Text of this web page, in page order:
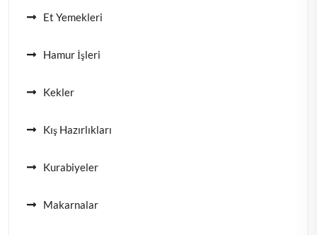
Et Yemekleri
Hamur İşleri
Kekler
Kış Hazırlıkları
Kurabiyeler
Makarnalar